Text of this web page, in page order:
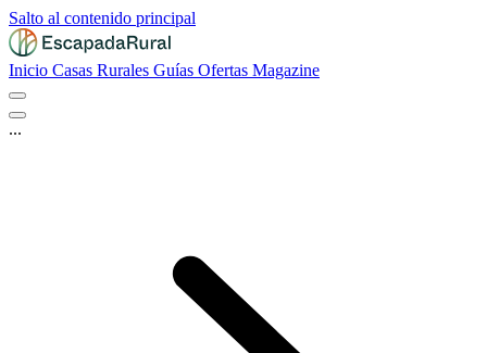
Salto al contenido principal
Inicio Casas Rurales Guías Ofertas Magazine
...